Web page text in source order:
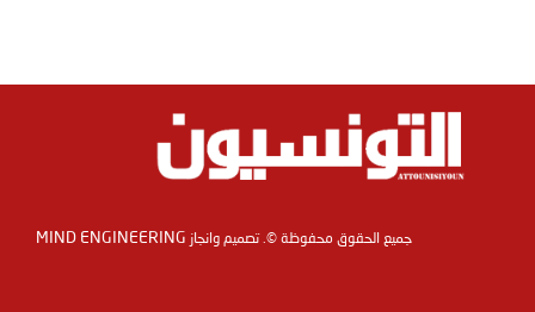
جميع الحقوق محفوظة ©. تصميم وانجاز MIND ENGINEERING